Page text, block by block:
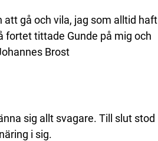
gå och vila, jag som alltid haft
fortet tittade Gunde på mig och
Brost
sig allt svagare. Till slut stod
i sig.